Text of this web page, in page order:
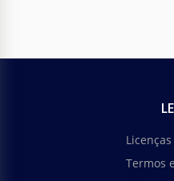
Termos